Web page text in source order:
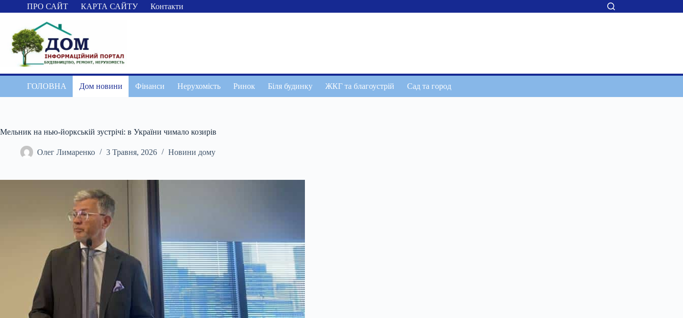
Перейти
до
ПРО САЙТ КАРТА САЙТУ Контакти
ГОЛОВНА Дом новини Фінанси Нерухомість Ринок Біля будинку ЖКГ та благоустрій Сад та город
Мельник на нью-йоркській зустрічі: в України чимало козирів
Олег Лимаренко 3 Травня, 2026 Новини дому